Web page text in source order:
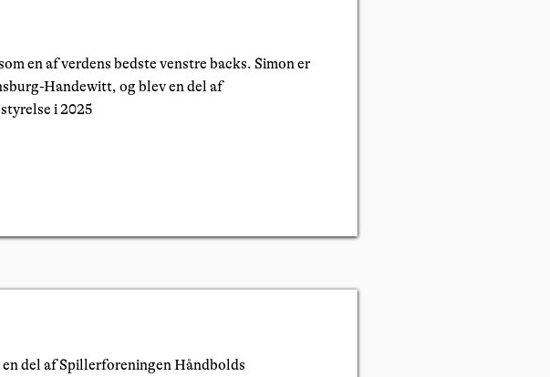
en af verdens bedste venstre backs. Simon er
Handewitt, og blev en del af
i 2025
en del af Spillerforeningen Håndbolds